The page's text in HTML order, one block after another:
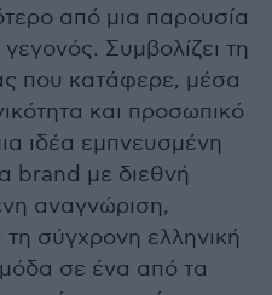
από μια παρουσία
Συμβολίζει τη
που κατάφερε, μέσα
και προσωπικό
ιδέα εμπνευσμένη
brand με διεθνή
αναγνώριση,
σύγχρονη ελληνική
μόδα σε ένα από τα